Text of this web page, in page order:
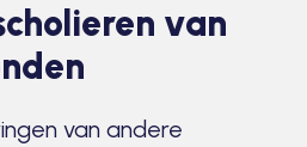
van
van andere